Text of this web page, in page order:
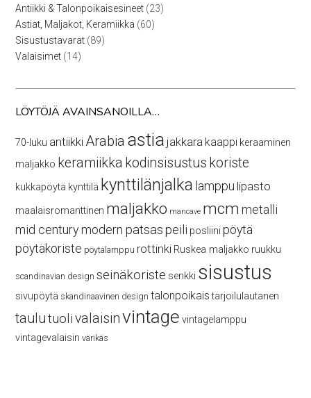
tuotetta
Antiikki & Talonpoikaisesineet 2323
Astiat, Maljakot, Keramiikka 6060
Sisustustavarat 8989
Valaisimet 1414
LÖYTÖJÄ AVAINSANOILLA…
70-luku antiikki Arabia astia jakkara kaappi keraaminen
maljakko keramiikka kodinsisustus koriste
kukkapöytä kynttilä kynttilänjalka lamppu lipasto
maalaisromanttinen maljakko mancave mcm metalli
mid century modern patsaspeili posliini pöytä
pöytäkoriste pöytälamppu rottinki Ruskea maljakko ruukku
scandinavian design seinäkoriste senkki sisustus
sivupöytä skandinaavinen design talonpoikais tarjoilulautanen
taulutuolivalaisinvintage vintagelamppu
vintagevalaisin värikäs